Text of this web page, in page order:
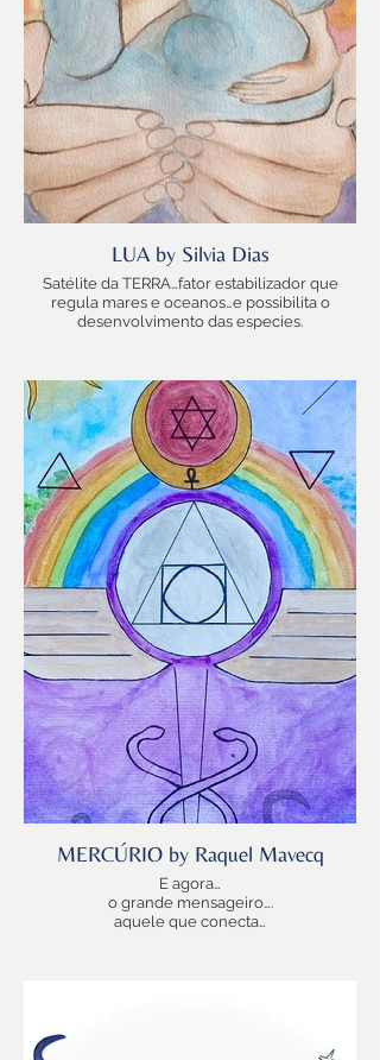
LUA by Silvia Dias
Satélite da TERRA…fator estabilizador que
regula mares e oceanos…e possibilita o
desenvolvimento das especies.
Nossa LUA
MÃE
Senhora das Origens…
Rainha dos Ciclos infinitos que contam a
história do Tempo…
Matriz Natural que rege o signo de CÂNCER!
Força de Sobrevivência
Lua Instinto
Lua Alma
Lua Colo
A LUA cresce em CANCER hoje… berço fértil,
acolhedor.
Benções de Mãe para os filhos que sempre
somos…
MERCÚRIO by Raquel Mavecq
E agora…
o grande mensageiro….
aquele que conecta…
tão próximo que a ele lhe cabe transmitir a